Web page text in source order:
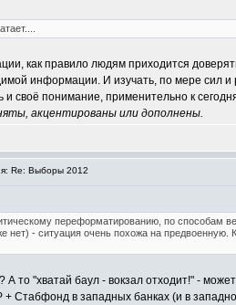
как правило людям приходится
информации. И изучать, по мере сил и
и своё понимание, применительно к
акцентированы или дополнены.
Re: Выборы 2012
переформатированию, по способам
нет) - ситуация очень похожа на предвоенную.
"хватай баул - вокзал отходит!" -
+ Стабфонд в западных банках (и в